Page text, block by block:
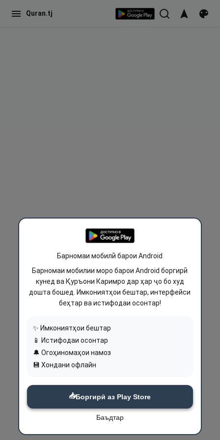
Quran.tj
Барномаи мобилӣ барои Android
Барномаи мобилии моро барои Android боргирӣ
кунед ва Қуръони Каримро дар ҳар ҷо бо худ
дошта бошед. Имкониятҳои бештар, интерфейси
беҳтар ва истифодаи осонтар!
✨ Имкониятҳои бештар
📱 Истифодаи осонтар
🔔 Огоҳиномаҳои намоз
💾 Хондани офлайн
📥Боргирӣ аз Play Store
Баъдтар